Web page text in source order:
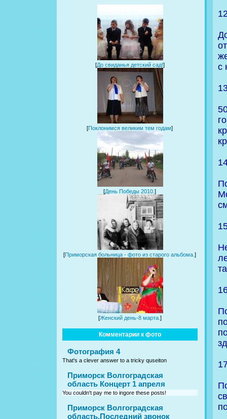
[До свиданья детский сад!]
[Поклонимся великим тем годам]
[День Победы 2010.]
[Приморская больница - фото из старого альбома.]
[Женский день-8 марта. ]
Комментарии к фото
Фотография 4
That's a clever answer to a tricky quseiton
Приморск Волгоградская
область Концерт 1 апреля
You couldn't pay me to ingore these posts!
Приморск Волгоградская
область.Последний звонок
с